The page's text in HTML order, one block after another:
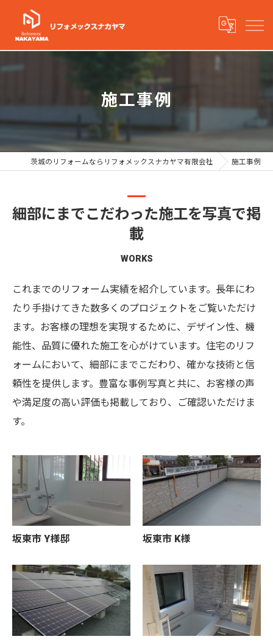
施工事例
茨城のリフォームならリフォメックスナカヤマ有限会社 施工事例
細部にまでこだわった施工を写真で掲
載
WORKS
これまでのリフォーム実績を紹介しています。長年にわ
たり手掛けてきた数多くのプロジェクトをご覧いただけ
ます。お客様の理想を実現するために、デザイン性、機
能性、品質に優れた施工を心がけています。住宅のリフ
ォームにおいて、細部にまでこだわり、確かな技術と信
頼性を提供します。豊富な事例写真と共に、お客様の声
や満足度の高い評価も掲載しており、ご確認いただけま
す。
坂東市 Y様邸 坂東市 K様